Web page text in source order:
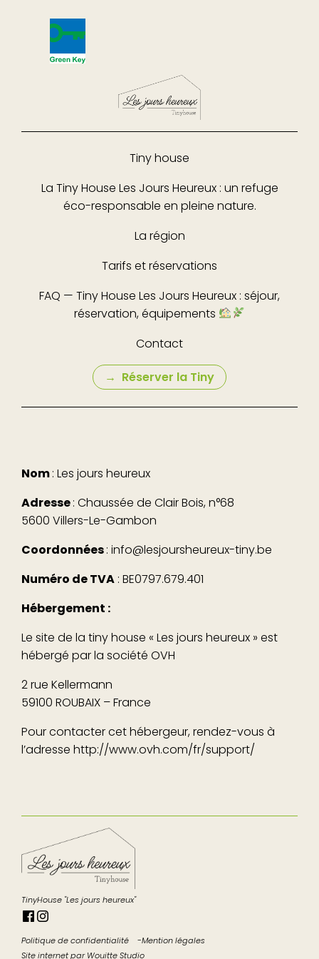
Tiny house
La Tiny House Les Jours Heureux : un refuge
éco-responsable en pleine nature.
La région
Tarifs et réservations
FAQ — Tiny House Les Jours Heureux : séjour,
réservation, équipements
Contact
Réserver la Tiny
Nom: Les jours heureux
Adresse: Chaussée de Clair Bois, n°68
5600 Villers-Le-Gambon
Coordonnées: info@lesjoursheureux-tiny.be
Numéro de TVA : BE0797.679.401
Hébergement :
Le site de la tiny house « Les jours heureux » est
hébergé par la société OVH
2 rue Kellermann
59100 ROUBAIX – France
Pour contacter cet hébergeur, rendez-vous à
l’adresse http://www.ovh.com/fr/support/
TinyHouse "Les jours heureux"
Politique de confidentialité
Mention légales
Site internet parWouitte Studio